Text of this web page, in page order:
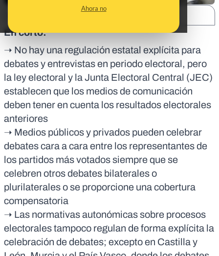
Ahora no
En corto:
➝ No hay una regulación estatal explícita para
debates y entrevistas en periodo electoral, pero
la ley electoral y la Junta Electoral Central (JEC)
establecen que los medios de comunicación
deben tener en cuenta los resultados electorales
anteriores
➝ Medios públicos y privados pueden celebrar
debates cara a cara entre los representantes de
los partidos más votados siempre que se
celebren otros debates bilaterales o
plurilaterales o se proporcione una cobertura
compensatoria
➝ Las normativas autonómicas sobre procesos
electorales tampoco regulan de forma explícita la
celebración de debates; excepto en Castilla y